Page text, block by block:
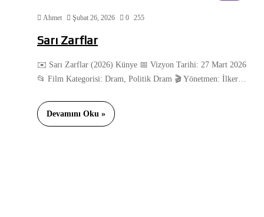
Ahmet Şubat 26, 2026 0 255
Sarı Zarflar
✉️ Sarı Zarflar (2026) Künye 📅 Vizyon Tarihi: 27 Mart 2026
📂 Film Kategorisi: Dram, Politik Dram 🎬 Yönetmen: İlker…
Devamını Oku »